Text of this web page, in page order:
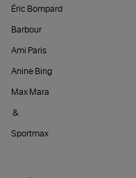
Éric Bompard
Barbour
Ami Paris
Anine Bing
Max Mara
&
Sportmax